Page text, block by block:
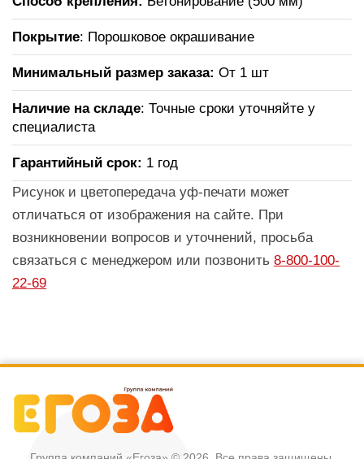
Покрытие: Порошковое окрашивание
Минимальный размер заказа: От 1 шт
Наличие на складе: Точные сроки уточняйте у
специалиста
Гарантийный срок: 1 год
Рисунок и цветопередача уф-печати может
отличаться от изображения на сайте. При
возникновении вопросов и уточнений, просьба
связаться с менеджером или позвонить 8-800-100-
22-69